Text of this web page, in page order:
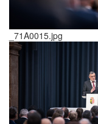
_71A0015.jpg